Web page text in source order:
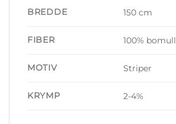
BREDDE 150 cm
FIBER 100% bomull
MOTIV Striper
KRYMP 2-4%